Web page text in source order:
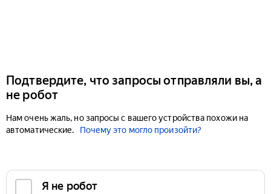
Подтвердите, что запросы отправляли вы, а
не робот
Нам очень жаль, но запросы с вашего устройства похожи на
автоматические.
Почему это могло произойти?